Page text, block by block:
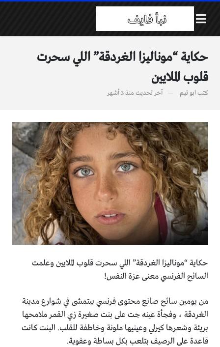
حكاية “موناليزا الغردقة” اللي سحرت
قلوب الملايين
كتب ابو تيم آخر تحديث منذ 3 أشهر
حكاية “موناليزا الغردقة” اللي سحرت قلوب الملايين وعلمت
السائح الفرنسي معنى عزة النفس!
من يومين سائح صانع محتوى فرنسي بيتمشى في شوارع مدينة
الغردقة ، وفجأة عينه جت على بنت صغيرة زي القمر ملامحها
بريئة وشعرها كيرلي وعينيها ملونة وخاطفة للقلب. البنت كانت
قاعدة على الرصيف بتلعب بكل بساطة وعفوية.